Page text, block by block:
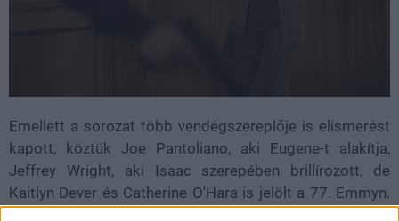
Emellett a sorozat több vendégszereplője is elismerést
kapott, köztük Joe Pantoliano, aki Eugene-t alakítja,
Jeffrey Wright, aki Isaac szerepében brillírozott, de
Kaitlyn Dever és Catherine O'Hara is jelölt a 77. Emmyn.